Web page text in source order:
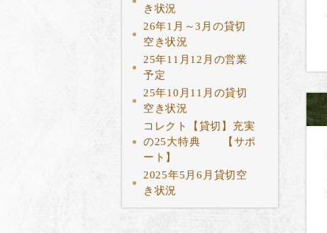
き状況
26年1月～3月の貸切
空き状況
25年11月12月の営業
予定
25年10月11月の貸切
空き状況
コレクト【貸切】充実
の25大特典 【サポ
ート】
2025年5月6月貸切空
き状況